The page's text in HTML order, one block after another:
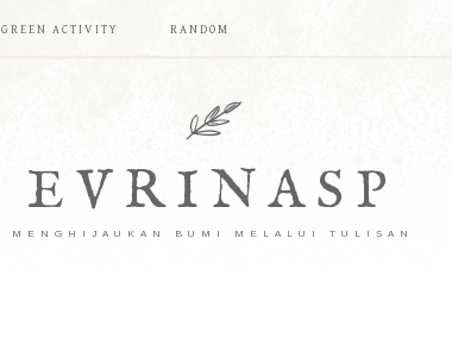
GREEN ACTIVITY RANDOM
EVRINASP
MENGHIJAUKAN BUMI MELALUI TULISAN